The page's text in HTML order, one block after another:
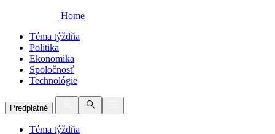
Home
Téma týždňa
Politika
Ekonomika
Spoločnosť
Technológie
Predplatné
Téma týždňa